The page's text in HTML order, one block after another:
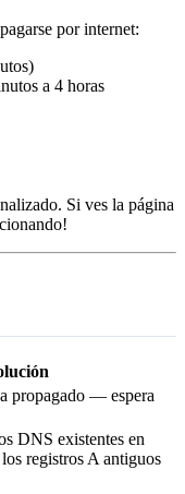
por internet:
a 4 horas
Si ves la página
propagado — espera
DNS existentes en
registros A antiguos